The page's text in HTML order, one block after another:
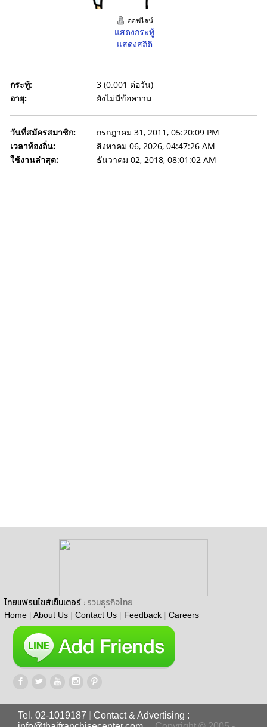
ออฟไลน์
แสดงกระทู้
แสดงสถิติ
กระทู้:
3 (0.001 ต่อวัน)
อายุ:
ยังไม่มีข้อความ
วันที่สมัครสมาชิก:
กรกฎาคม 31, 2011, 05:20:09 PM
เวลาท้องถิ่น:
สิงหาคม 06, 2026, 04:47:26 AM
ใช้งานล่าสุด:
ธันวาคม 02, 2018, 08:01:02 AM
ไทยแฟรนไชส์เซ็นเตอร์ : รวมธุรกิจไทย
Home | About Us | Contact Us | Feedback | Careers
Tel. 02-1019187
Contact & Advertising :